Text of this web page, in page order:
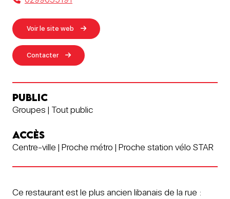
Voir le site web
Contacter
PUBLIC
Groupes | Tout public
ACCÈS
Centre-ville | Proche métro | Proche station vélo STAR
Ce restaurant est le plus ancien libanais de la rue :